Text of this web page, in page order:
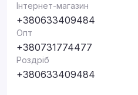
Інтернет-магазин
+380633409484
Опт
+380731774477
Роздріб
+380633409484